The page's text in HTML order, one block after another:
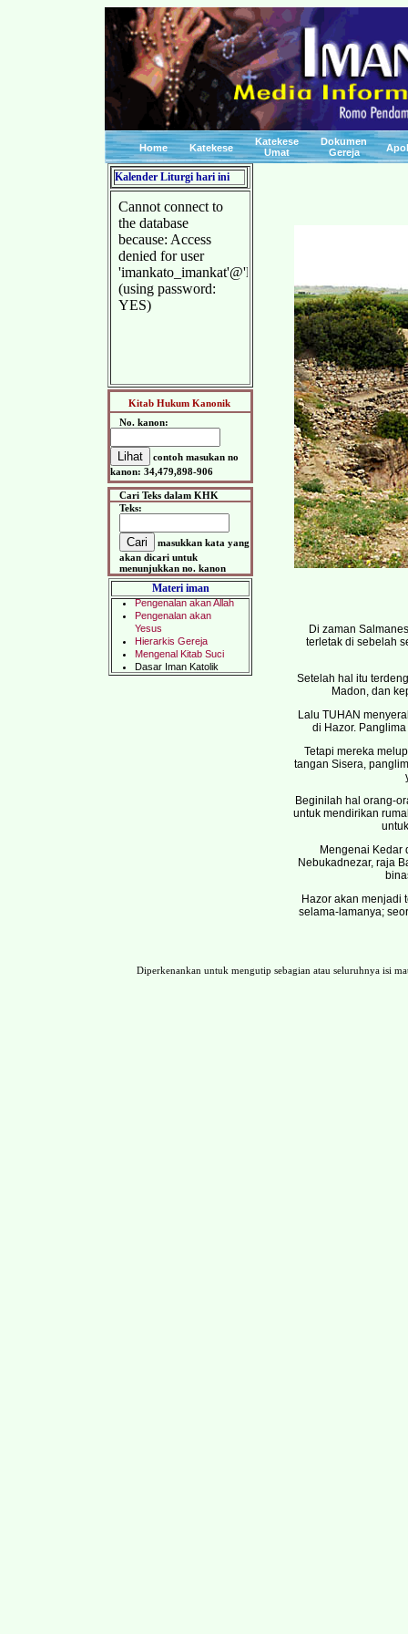
Home Katekese
Katekese
Umat
Dokumen
Gereja
Kalender Liturgi hari ini
Kitab Hukum Kanonik
No. kanon:
contoh masukan no
kanon: 34,479,898-906
Cari Teks dalam KHK
Teks:
masukkan kata yang
akan dicari untuk
menunjukkan no. kanon
Materi iman
Di zaman
terletak di sebelah
Setelah hal itu
Madon, dan
Lalu TUHAN
di Hazor.
Tetapi mereka
tangan Sisera,
Beginilah hal orang-
untuk mendirikan
Mengenai Kedar
Nebukadnezar, raja
Hazor akan menjadi
selama-lamanya;
Diperkenankan untuk mengutip sebagian atau seluruhnya isi